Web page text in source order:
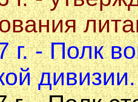
г. - Полк